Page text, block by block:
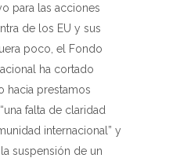
para las acciones
de los EU y sus
poco, el Fondo
ha cortado
hacia prestamos
falta de claridad
internacional” y
suspensión de un